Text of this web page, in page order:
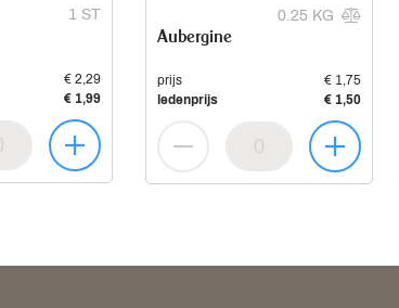
1 ST
€ 2,29
€ 1,99
0.25 KG
Aubergine
prijs
€ 1,75
ledenprijs
€ 1,50